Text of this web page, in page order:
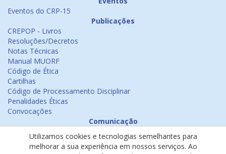
Eventos do CRP-15
Publicações
CREPOP - Livros
Resoluções/Decretos
Notas Técnicas
Manual MUORF
Código de Ética
Cartilhas
Código de Processamento Disciplinar
Penalidades Éticas
Convocações
Comunicação
Emissão de Certificados
Psicologia na Mídia
Utilizamos cookies e tecnologias semelhantes para
melhorar a sua experiência em nossos serviços. Ao